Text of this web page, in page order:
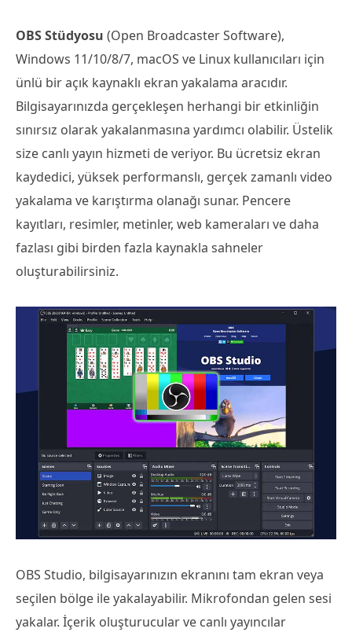
OBS Stüdyosu (Open Broadcaster Software),
Windows 11/10/8/7, macOS ve Linux kullanıcıları için
ünlü bir açık kaynaklı ekran yakalama aracıdır.
Bilgisayarınızda gerçekleşen herhangi bir etkinliğin
sınırsız olarak yakalanmasına yardımcı olabilir. Üstelik
size canlı yayın hizmeti de veriyor. Bu ücretsiz ekran
kaydedici, yüksek performanslı, gerçek zamanlı video
yakalama ve karıştırma olanağı sunar. Pencere
kayıtları, resimler, metinler, web kameraları ve daha
fazlası gibi birden fazla kaynakla sahneler
oluşturabilirsiniz.
OBS Studio, bilgisayarınızın ekranını tam ekran veya
seçilen bölge ile yakalayabilir. Mikrofondan gelen sesi
yakalar. İçerik oluşturucular ve canlı yayıncılar